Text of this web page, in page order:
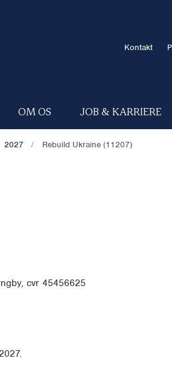
Kontakt
OM OS JOB & KARRIERE
2027 Rebuild Ukraine (11207)
cvr 45456625